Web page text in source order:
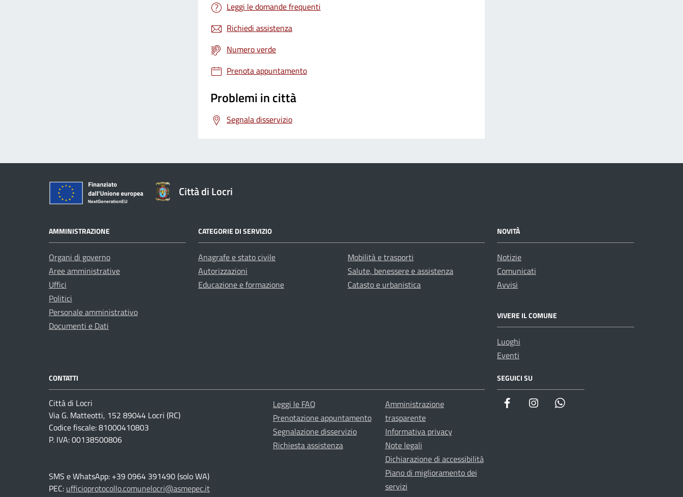
Leggi le domande frequenti
Richiedi assistenza
Numero verde
Prenota appuntamento
Problemi in città
Segnala disservizio
Città di Locri
AMMINISTRAZIONE
Organi di governo
Aree amministrative
Uffici
Politici
Personale amministrativo
Documenti e Dati
CATEGORIE DI SERVIZIO
Anagrafe e stato civile
Autorizzazioni
Educazione e formazione
Mobilità e trasporti
Salute, benessere e assistenza
Catasto e urbanistica
NOVITÀ
Notizie
Comunicati
Avvisi
VIVERE IL COMUNE
Luoghi
Eventi
CONTATTI
Città di Locri
Via G. Matteotti, 152 89044 Locri (RC)
Codice fiscale: 81000410803
P. IVA: 00138500806
SMS e WhatsApp: +39 0964 391490 (solo WA)
PEC: ufficioprotocollo.comunelocri@asmepec.it
Leggi le FAQ
Prenotazione appuntamento
Segnalazione disservizio
Richiesta assistenza
Amministrazione
trasparente
Informativa privacy
Note legali
Dichiarazione di accessibilità
Piano di miglioramento dei
servizi
SEGUICI SU